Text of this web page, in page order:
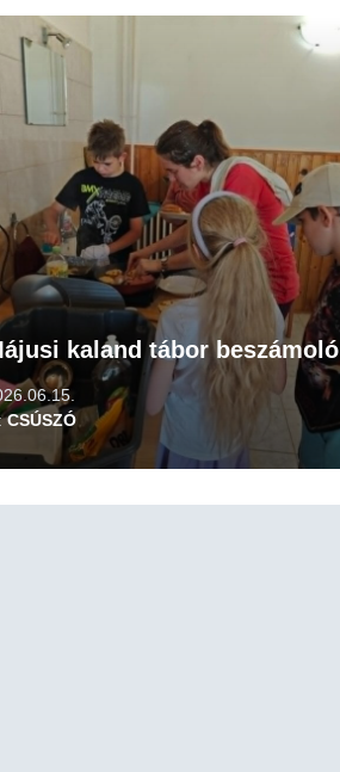
kaland tábor beszámoló
CSÚSZÓ